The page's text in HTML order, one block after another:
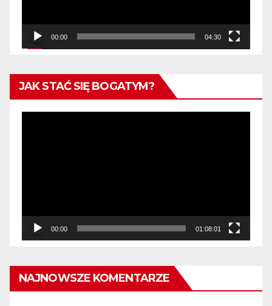
00:00 04:30
JAK STAĆ SIĘ BOGATYM?
00:00 01:08:01
NAJNOWSZE KOMENTARZE